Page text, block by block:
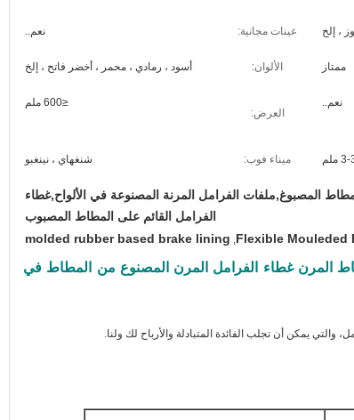
، إلخ عينات مجانية: نعم..
ممتاز الألوان: أسود ، رمادي ، محمر ، أخضر فاتح ، إلخ
نعم..
العرض:
≤600 ملم
ملم ميناء فوب: شنغهاي ، نينغبو
المصبوغ,ملفات الفرامل المرنة المصنوعة في الألواح,غطاء
الفرامل القائم على المطاط المصبوب
Flexible Mouleded
,
molded rubber based brake lining
المرن غطاء الفرامل المرن المصنوع من المطاط في